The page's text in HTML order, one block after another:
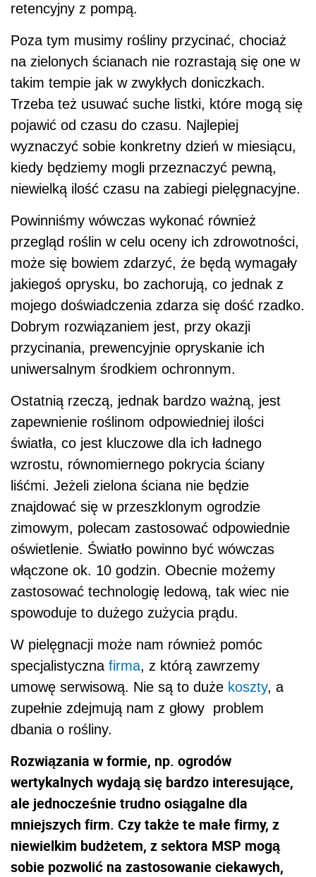
retencyjny z pompą.
Poza tym musimy rośliny przycinać, chociaż
na zielonych ścianach nie rozrastają się one w
takim tempie jak w zwykłych doniczkach.
Trzeba też usuwać suche listki, które mogą się
pojawić od czasu do czasu. Najlepiej
wyznaczyć sobie konkretny dzień w miesiącu,
kiedy będziemy mogli przeznaczyć pewną,
niewielką ilość czasu na zabiegi pielęgnacyjne.
Powinniśmy wówczas wykonać również
przegląd roślin w celu oceny ich zdrowotności,
może się bowiem zdarzyć, że będą wymagały
jakiegoś oprysku, bo zachorują, co jednak z
mojego doświadczenia zdarza się dość rzadko.
Dobrym rozwiązaniem jest, przy okazji
przycinania, prewencyjnie opryskanie ich
uniwersalnym środkiem ochronnym.
Ostatnią rzeczą, jednak bardzo ważną, jest
zapewnienie roślinom odpowiedniej ilości
światła, co jest kluczowe dla ich ładnego
wzrostu, równomiernego pokrycia ściany
liśćmi. Jeżeli zielona ściana nie będzie
znajdować się w przeszklonym ogrodzie
zimowym, polecam zastosować odpowiednie
oświetlenie. Światło powinno być wówczas
włączone ok. 10 godzin. Obecnie możemy
zastosować technologię ledową, tak wiec nie
spowoduje to dużego zużycia prądu.
W pielęgnacji może nam również pomóc
specjalistyczna firma, z którą zawrzemy
umowę serwisową. Nie są to duże koszty, a
zupełnie zdejmują nam z głowy problem
dbania o rośliny.
Rozwiązania w formie, np. ogrodów
wertykalnych wydają się bardzo interesujące,
ale jednocześnie trudno osiągalne dla
mniejszych firm. Czy także te małe firmy, z
niewielkim budżetem, z sektora MSP mogą
sobie pozwolić na zastosowanie ciekawych,